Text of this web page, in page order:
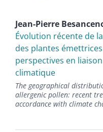
Jean-Pierre
Évolution récente de
des plantes
perspectives en
climatique
The geographical
allergenic pollen: recent
accordance with climate